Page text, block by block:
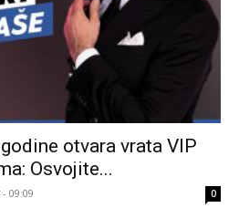
otvara vrata VIP
Osvojite...
09:09 0